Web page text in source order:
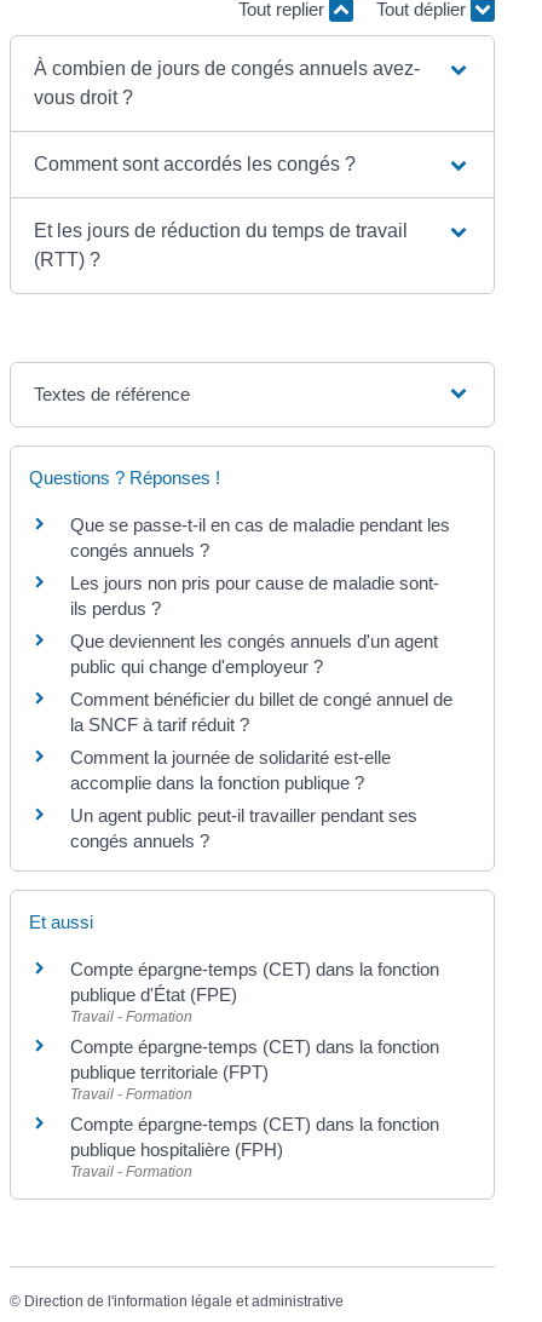
Tout replier Tout déplier
À combien de jours de congés annuels avez-
vous droit ?
Comment sont accordés les congés ?
Et les jours de réduction du temps de travail
(RTT) ?
Textes de référence
Questions ? Réponses !
Que se passe-t-il en cas de maladie pendant les
congés annuels ?
Les jours non pris pour cause de maladie sont-
ils perdus ?
Que deviennent les congés annuels d'un agent
public qui change d'employeur ?
Comment bénéficier du billet de congé annuel de
la SNCF à tarif réduit ?
Comment la journée de solidarité est-elle
accomplie dans la fonction publique ?
Un agent public peut-il travailler pendant ses
congés annuels ?
Et aussi
Compte épargne-temps (CET) dans la fonction
publique d'État (FPE)
Travail - Formation
Compte épargne-temps (CET) dans la fonction
publique territoriale (FPT)
Travail - Formation
Compte épargne-temps (CET) dans la fonction
publique hospitalière (FPH)
Travail - Formation
© Direction de l'information légale et administrative